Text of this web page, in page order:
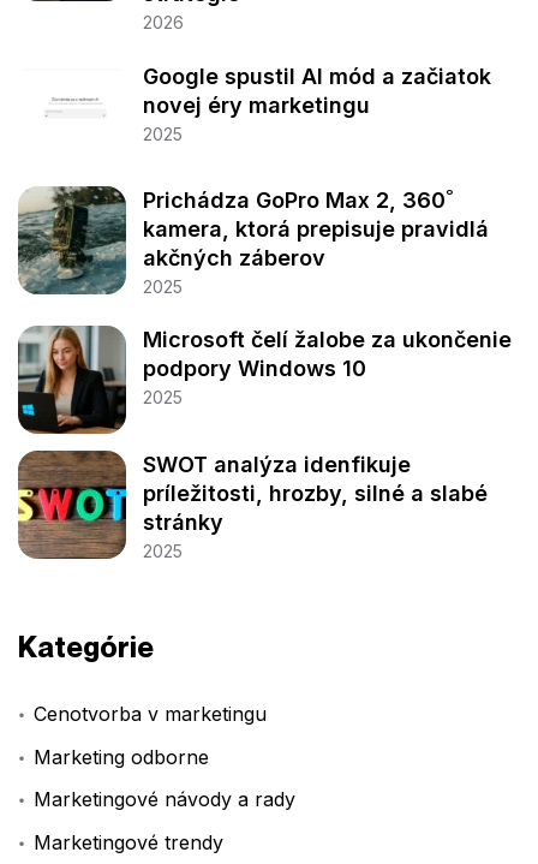
2026
Google spustil AI mód a začiatok
novej éry marketingu
2025
Prichádza GoPro Max 2, 360˚
kamera, ktorá prepisuje pravidlá
akčných záberov
2025
Microsoft čelí žalobe za ukončenie
podpory Windows 10
2025
SWOT analýza idenfikuje
príležitosti, hrozby, silné a slabé
stránky
2025
Kategórie
Cenotvorba v marketingu
Marketing odborne
Marketingové návody a rady
Marketingové trendy